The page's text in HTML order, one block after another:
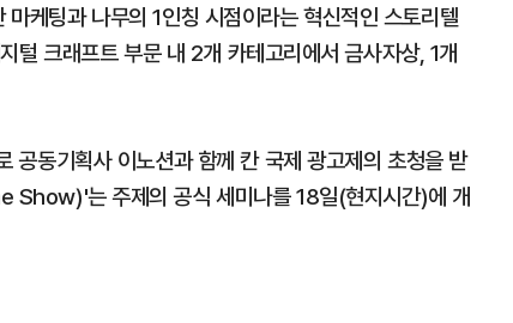
케팅과 나무의 1인칭 시점이라는 혁신적인 스토리텔
털 크래프트 부문 내 2개 카테고리에서 금사자상, 1개
공동기획사 이노션과 함께 칸 국제 광고제의 초청을 받
는 주제의 공식 세미나를 18일(현지시간)에 개